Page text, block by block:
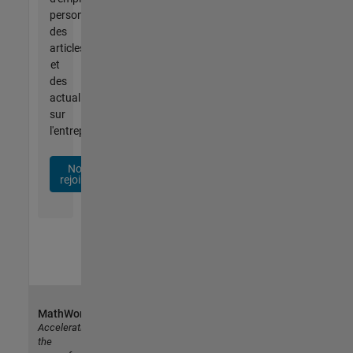
personnalisées,
des
articles
et
des
actualités
sur
l'entreprise.
Nous
rejoindre
MathWorks
Accelerating
the